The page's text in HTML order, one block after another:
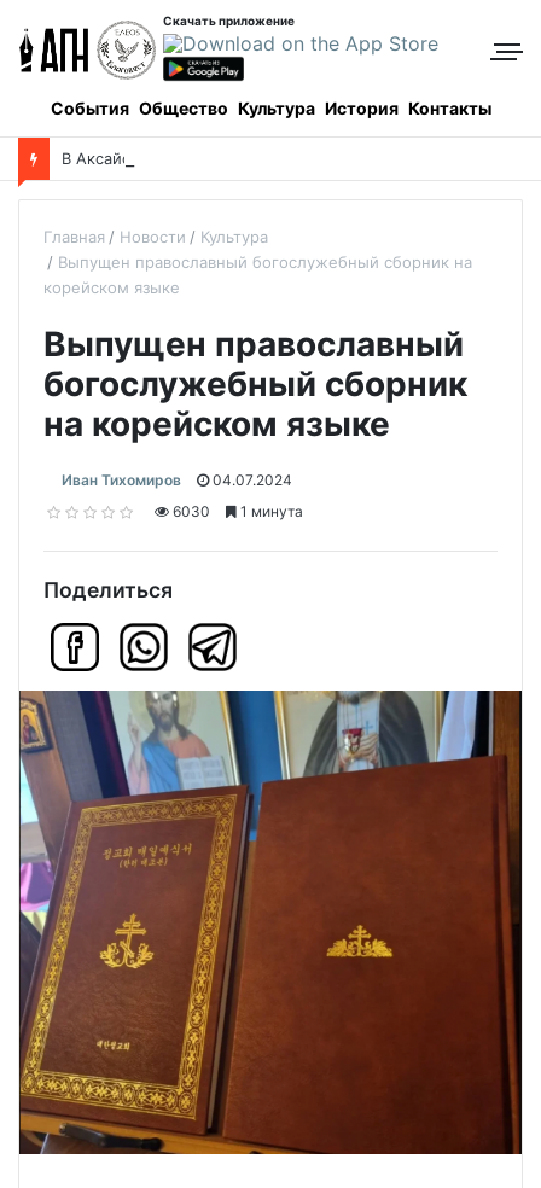
Скачать приложение
События Общество Культура История Контакты
Главная Новости
Культура
Выпущен православный богослужебный сборник на
корейском языке
Выпущен православный
богослужебный сборник
на корейском языке
Иван Тихомиров
04.07.2024
6030
1 минута
Поделиться